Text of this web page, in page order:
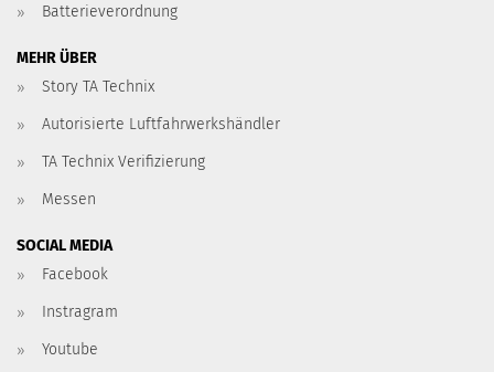
Batterieverordnung
MEHR ÜBER
Story TA Technix
Autorisierte Luftfahrwerkshändler
TA Technix Verifizierung
Messen
SOCIAL MEDIA
Facebook
Instragram
Youtube